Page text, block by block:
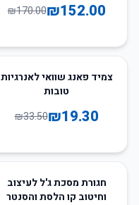
₪152.00
₪170.00
42%צמיד פאנג שוואי לאנרגיות
טובות
₪19.30
₪33.50
26
חגורת מסכת ג'ל לעיצוב
וחיטוב קו הלסת והסנטר